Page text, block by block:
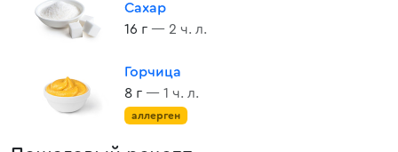
Сахар
16 г — 2 ч. л.
Горчица
8 г — 1 ч. л.
аллерген